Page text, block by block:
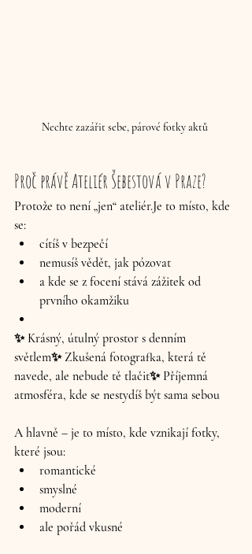
Nechte zazářit sebe, párové fotky aktů
Proč právě Ateliér Šebestová v Praze?
Protože to není „jen“ ateliér.Je to místo, kde
se:
cítíš v bezpečí
nemusíš vědět, jak pózovat
a kde se z focení stává zážitek od
prvního okamžiku
✨ Krásný, útulný prostor s denním
světlem✨ Zkušená fotografka, která tě
navede, ale nebude tě tlačit✨ Příjemná
atmosféra, kde se nestydíš být sama sebou
A hlavně – je to místo, kde vznikají fotky,
které jsou:
romantické
smyslné
moderní
ale pořád vkusné